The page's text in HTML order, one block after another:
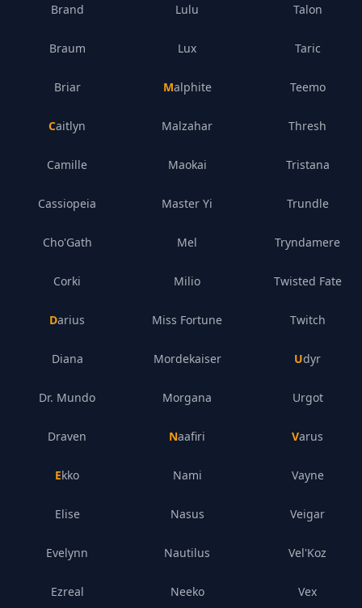
Brand
Braum
Briar
Caitlyn
Camille
Cassiopeia
Cho'Gath
Corki
Darius
Diana
Dr. Mundo
Draven
Ekko
Elise
Evelynn
Ezreal
Lulu
Lux
Malphite
Malzahar
Maokai
Master Yi
Mel
Milio
Miss Fortune
Mordekaiser
Morgana
Naafiri
Nami
Nasus
Nautilus
Neeko
Talon
Taric
Teemo
Thresh
Tristana
Trundle
Tryndamere
Twisted Fate
Twitch
Udyr
Urgot
Varus
Vayne
Veigar
Vel'Koz
Vex